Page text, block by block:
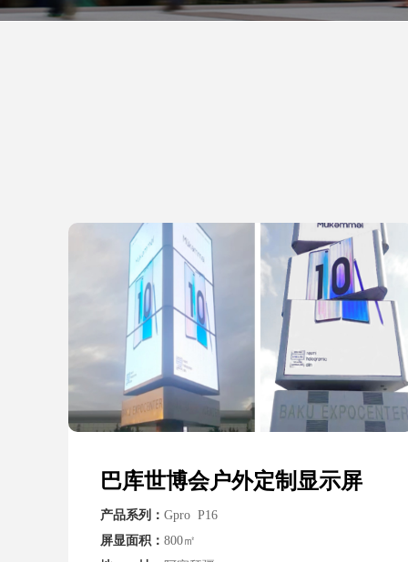
巴库世博会户外定制显示屏
产品系列： Gpro P16
屏显面积： 800㎡